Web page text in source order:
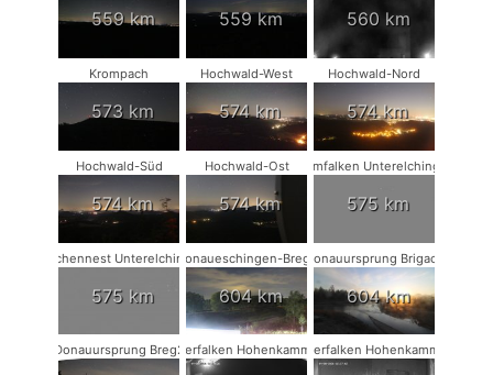
559 km 559 km 560 km
Krompach
573 km
Hochwald-West
574 km
Hochwald-Nord
574 km
Hochwald-Süd
574 km
Hochwald-Ost
574 km
Turmfalken Unterelchingen
575 km
Storchennest Unterelchingen
575 km
Donaueschingen-Breg2
604 km
Donauursprung Brigach
604 km
Donauursprung Breg2Wanderfalken Hohenkammer #2Wanderfalken Hohenkammer #1